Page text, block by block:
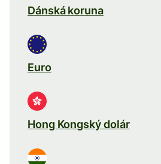
Dánská koruna
Euro
Hong Kongský dolár